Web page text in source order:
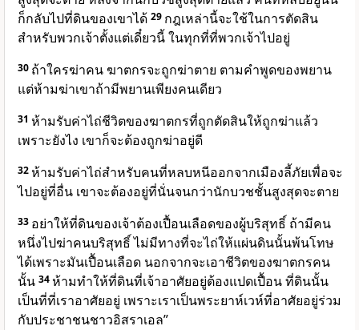
ก็กลับไปที่ดินของเขาได้ 29 กฎเหล่านี้จะใช้ในการตัดสิน
สำหรับพวกเจ้าตั้งแต่เดี๋ยวนี้ ในทุกที่ที่พวกเจ้าไปอยู่
30 ถ้าใครฆ่าคน ฆาตกรจะถูกฆ่าตาย ตามคำพูดของพยาน
แต่ห้ามฆ่าเขาถ้ามีพยานเพียงคนเดียว
31 ห้ามรับค่าไถ่ชีวิตของฆาตกรที่ถูกตัดสินให้ถูกฆ่าแล้ว
เพราะยังไง เขาก็จะต้องถูกฆ่าอยู่ดี
32ห้ามรับค่าไถ่สำหรับคนที่หลบหนีออกจากเมืองลี้ภัยเพื่อจะ
ไปอยู่ที่อื่น เขาจะต้องอยู่ที่นั่นจนกว่านักบวชชั้นสูงสุดจะตาย
33 อย่าให้ที่ดินของเจ้าต้องเปื้อนเลือดของผู้บริสุทธิ์ ถ้ามีคน
หนึ่งไปฆ่าคนบริสุทธิ์ ไม่มีทางที่จะไถ่ให้แผ่นดินนั้นพ้นโทษ
ได้เพราะมันเปื้อนเลือด นอกจากจะเอาชีวิตของฆาตกรคน
นั้น 34ห้ามทำให้ที่ดินที่เจ้าอาศัยอยู่ต้องแปดเปื้อน ที่ดินนั้น
เป็นที่ที่เราอาศัยอยู่ เพราะเราเป็นพระยาห์เวห์ที่อาศัยอยู่ร่วม
กับประชาชนชาวอิสราเอล”